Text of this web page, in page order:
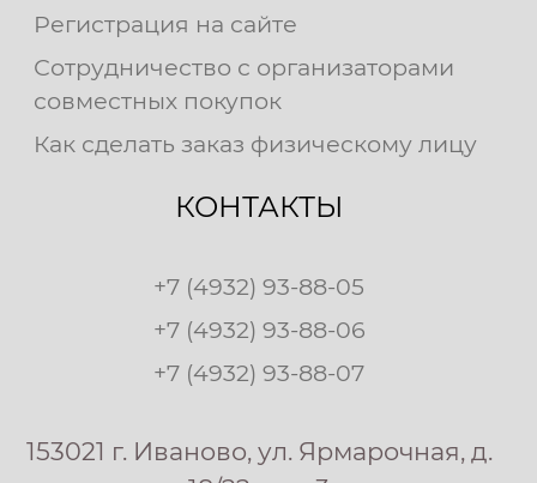
Регистрация на сайте
Сотрудничество с организаторами
совместных покупок
Как сделать заказ физическому лицу
КОНТАКТЫ
+7 (4932) 93-88-05
+7 (4932) 93-88-06
+7 (4932) 93-88-07
153021 г. Иваново, ул. Ярмарочная, д.